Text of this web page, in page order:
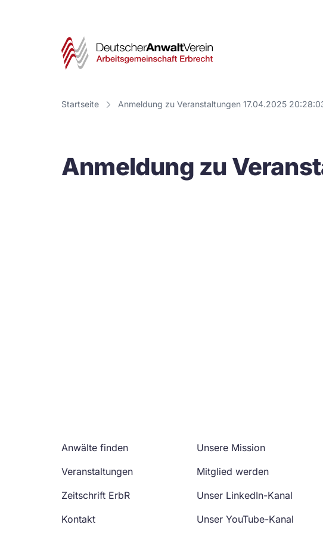
Deutscher
Verein
Startseite Anmeldung zu Veranstaltungen 17.04.2025
Anmeldung zu
Anwälte finden
Veranstaltungen
Zeitschrift ErbR
Kontakt
Unsere Mission
Mitglied werden
Unser LinkedIn-Kanal
Unser YouTube-Kanal